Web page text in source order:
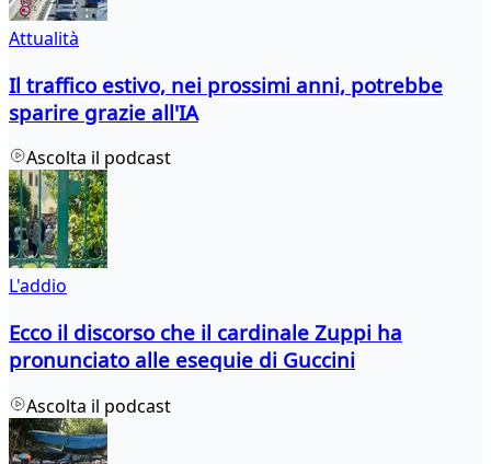
Attualità
Il traffico estivo, nei prossimi anni, potrebbe
sparire grazie all'IA
Ascolta il podcast
L'addio
Ecco il discorso che il cardinale Zuppi ha
pronunciato alle esequie di Guccini
Ascolta il podcast